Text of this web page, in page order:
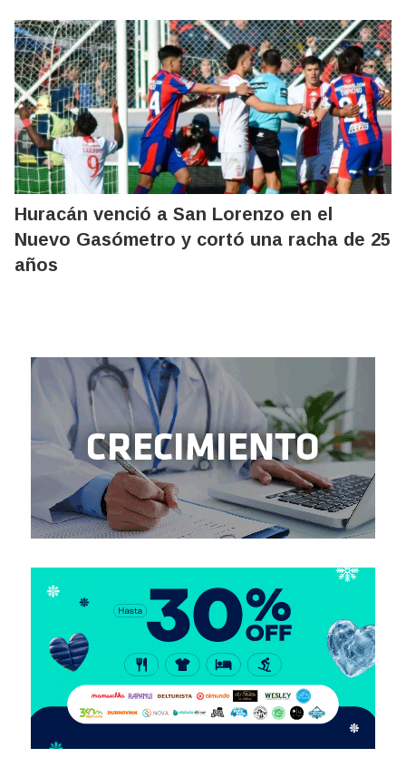
Huracán venció a San Lorenzo en el
Nuevo Gasómetro y cortó una racha de 25
años